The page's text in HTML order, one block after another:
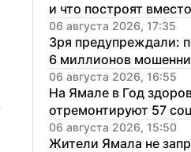
и что построят
06 августа 2026, 17:35
Зря предупреждали:
6 миллионов
06 августа 2026, 16:55
На Ямале в Год
отремонтируют 57
06 августа 2026, 15:50
Жители Ямала не